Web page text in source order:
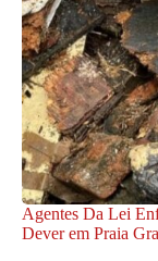
Agentes Da Lei
Dever em Praia